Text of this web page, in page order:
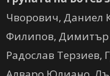
Чворович, Даниел
Филипов,
Радослав Терзиев,